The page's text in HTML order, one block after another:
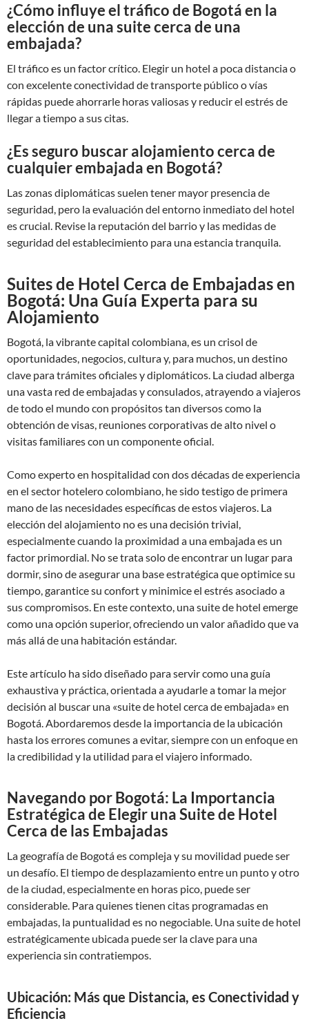
¿Cómo influye el tráfico de Bogotá en la
elección de una suite cerca de una
embajada?
El tráfico es un factor crítico. Elegir un hotel a poca distancia o
con excelente conectividad de transporte público o vías
rápidas puede ahorrarle horas valiosas y reducir el estrés de
llegar a tiempo a sus citas.
¿Es seguro buscar alojamiento cerca de
cualquier embajada en Bogotá?
Las zonas diplomáticas suelen tener mayor presencia de
seguridad, pero la evaluación del entorno inmediato del hotel
es crucial. Revise la reputación del barrio y las medidas de
seguridad del establecimiento para una estancia tranquila.
Suites de Hotel Cerca de Embajadas en
Bogotá: Una Guía Experta para su
Alojamiento
Bogotá, la vibrante capital colombiana, es un crisol de
oportunidades, negocios, cultura y, para muchos, un destino
clave para trámites oficiales y diplomáticos. La ciudad alberga
una vasta red de embajadas y consulados, atrayendo a viajeros
de todo el mundo con propósitos tan diversos como la
obtención de visas, reuniones corporativas de alto nivel o
visitas familiares con un componente oficial.
Como experto en hospitalidad con dos décadas de experiencia
en el sector hotelero colombiano, he sido testigo de primera
mano de las necesidades específicas de estos viajeros. La
elección del alojamiento no es una decisión trivial,
especialmente cuando la proximidad a una embajada es un
factor primordial. No se trata solo de encontrar un lugar para
dormir, sino de asegurar una base estratégica que optimice su
tiempo, garantice su confort y minimice el estrés asociado a
sus compromisos. En este contexto, una suite de hotel emerge
como una opción superior, ofreciendo un valor añadido que va
más allá de una habitación estándar.
Este artículo ha sido diseñado para servir como una guía
exhaustiva y práctica, orientada a ayudarle a tomar la mejor
decisión al buscar una «suite de hotel cerca de embajada» en
Bogotá. Abordaremos desde la importancia de la ubicación
hasta los errores comunes a evitar, siempre con un enfoque en
la credibilidad y la utilidad para el viajero informado.
Navegando por Bogotá: La Importancia
Estratégica de Elegir una Suite de Hotel
Cerca de las Embajadas
La geografía de Bogotá es compleja y su movilidad puede ser
un desafío. El tiempo de desplazamiento entre un punto y otro
de la ciudad, especialmente en horas pico, puede ser
considerable. Para quienes tienen citas programadas en
embajadas, la puntualidad es no negociable. Una suite de hotel
estratégicamente ubicada puede ser la clave para una
experiencia sin contratiempos.
Ubicación: Más que Distancia, es Conectividad y
Eficiencia